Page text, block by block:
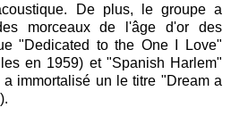
De plus, le groupe a
morceaux de l'âge d'or des
"Dedicated to the One I Love"
en 1959) et "Spanish Harlem"
immortalisé un le titre "Dream a